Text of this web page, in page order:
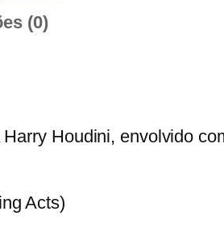
a
e
u
(0)
Houdini, envolvido
Acts)